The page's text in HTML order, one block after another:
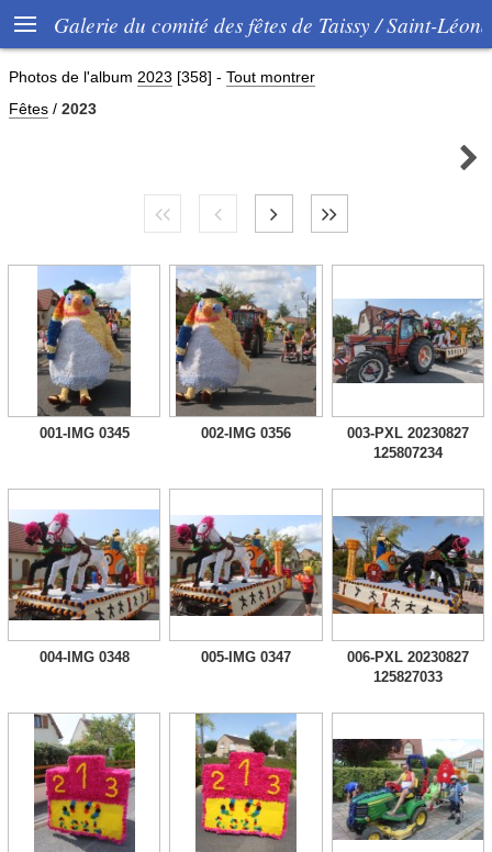
 Galerie du comité des fêtes de Taissy / Saint-
Photos de l'album 2023 [358] - Tout montrer
Fêtes / 2023

001-IMG 0345 002-IMG 0356
003-PXL 20230827
125807234
004-IMG 0348 005-IMG 0347
006-PXL 20230827
125827033